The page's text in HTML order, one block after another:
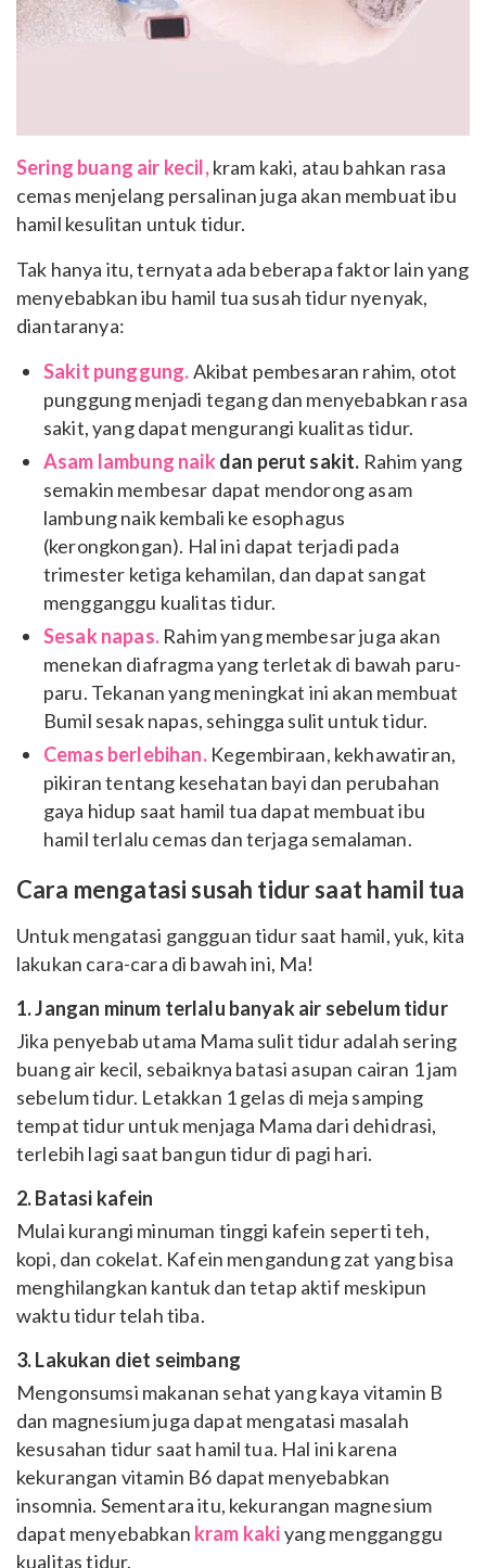
Sering buang air kecil,kram kaki, atau bahkan rasa
cemas menjelang persalinan juga akan membuat ibu
hamil kesulitan untuk tidur.
Tak hanya itu, ternyata ada beberapa faktor lain yang
menyebabkan ibu hamil tua susah tidur nyenyak,
diantaranya:
Sakit punggung.Akibat pembesaran rahim, otot
punggung menjadi tegang dan menyebabkan rasa
sakit, yang dapat mengurangi kualitas tidur.
Asam lambung naik dan perut sakit. Rahim yang
semakin membesar dapat mendorong asam
lambung naik kembali ke esophagus
(kerongkongan). Hal ini dapat terjadi pada
trimester ketiga kehamilan, dan dapat sangat
mengganggu kualitas tidur.
Sesak napas. Rahim yang membesar juga akan
menekan diafragma yang terletak di bawah paru-
paru. Tekanan yang meningkat ini akan membuat
Bumil sesak napas, sehingga sulit untuk tidur.
Cemas berlebihan.Kegembiraan, kekhawatiran,
pikiran tentang kesehatan bayi dan perubahan
gaya hidup saat hamil tua dapat membuat ibu
hamil terlalu cemas dan terjaga semalaman.
Cara mengatasi susah tidur saat hamil tua
Untuk mengatasi gangguan tidur saat hamil, yuk, kita
lakukan cara-cara di bawah ini, Ma!
1. Jangan minum terlalu banyak air sebelum tidur
Jika penyebab utama Mama sulit tidur adalah sering
buang air kecil, sebaiknya batasi asupan cairan 1 jam
sebelum tidur. Letakkan 1 gelas di meja samping
tempat tidur untuk menjaga Mama dari dehidrasi,
terlebih lagi saat bangun tidur di pagi hari.
2. Batasi kafein
Mulai kurangi minuman tinggi kafein seperti teh,
kopi, dan cokelat. Kafein mengandung zat yang bisa
menghilangkan kantuk dan tetap aktif meskipun
waktu tidur telah tiba.
3. Lakukan diet seimbang
Mengonsumsi makanan sehat yang kaya vitamin B
dan magnesium juga dapat mengatasi masalah
kesusahan tidur saat hamil tua. Hal ini karena
kekurangan vitamin B6 dapat menyebabkan
insomnia. Sementara itu, kekurangan magnesium
dapat menyebabkan kram kakiyang mengganggu
kualitas tidur.